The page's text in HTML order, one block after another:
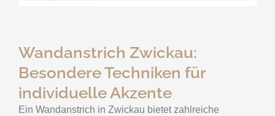
Wandanstrich Zwickau:
Besondere Techniken für
individuelle Akzente
Ein Wandanstrich in Zwickau bietet zahlreiche